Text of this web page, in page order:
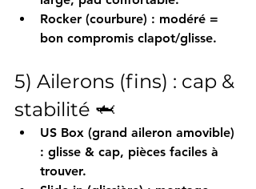
Rocker (courbure) : modéré =
bon compromis clapot/glisse.
5) Ailerons (fins) : cap &
stabilité 🦈
US Box (grand aileron amovible)
: glisse & cap, pièces faciles à
trouver.